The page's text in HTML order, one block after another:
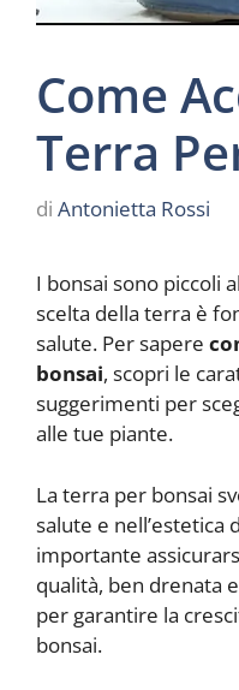
Come
Terra
di Antonietta Rossi
I bonsai sono piccoli
scelta della terra è
salute. Per sapere
bonsai, scopri le
suggerimenti per
alle tue piante.
La terra per bonsai
salute e nell’estetica
importante
qualità, ben drenata
per garantire la
bonsai.